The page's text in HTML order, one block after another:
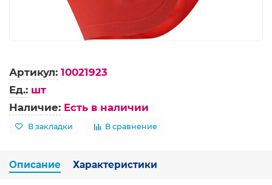
Артикул: 10021923
Ед.: шт
Наличие: Есть в наличии
В закладки В сравнение
Описание Характеристики